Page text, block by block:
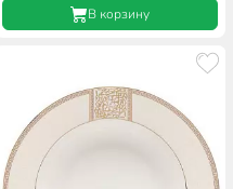
В корзину